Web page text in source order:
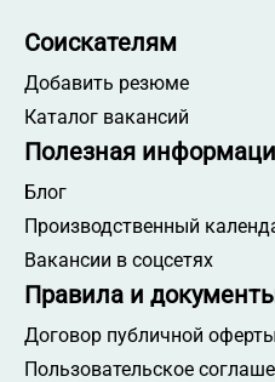
Работа руководителем
Работа менеджером по
Работа руководителем
Работа специалистом
Работа в Брестской
Работа на месте
Работа с частичной
Соискателям
Добавить резюме
Каталог вакансий
Полезная
Блог
Производственный
Вакансии в соцсетях
Правила и
Договор публичной оферты
Пользовательское